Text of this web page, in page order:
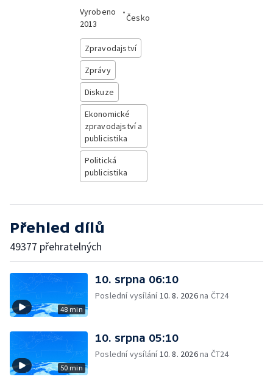
Vyrobeno
2013
•
Česko
Zpravodajství
Zprávy
Diskuze
Ekonomické
zpravodajství a
publicistika
Politická
publicistika
Přehled dílů
49377 přehratelných
48 min
10. srpna 06:10
Poslední vysílání10. 8. 2026na ČT24
50 min
10. srpna 05:10
Poslední vysílání10. 8. 2026na ČT24